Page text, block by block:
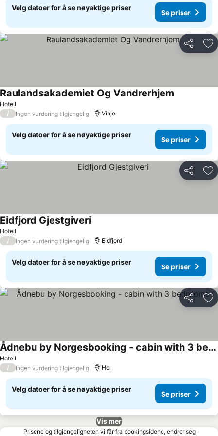
Velg datoer for å se nøyaktige priser
Se priser
Del
Hotell
Raulandsakademiet Og Vandrerhjem
/ Ingen vurdering tilgjengelig Vinje
Velg datoer for å se nøyaktige priser
Se priser
Del
Hotell
Eidfjord Gjestgiveri
/ Ingen vurdering tilgjengelig Eidfjord
Velg datoer for å se nøyaktige priser
Se priser
Del
Hotell
Ådnebu by Norgesbooking - cabin with 3 bedrooms
/ Ingen vurdering tilgjengelig Hol
Velg datoer for å se nøyaktige priser
Se priser
Vis mer
Prisene og tilgjengeligheten vi får fra bookingsidene, endrer seg